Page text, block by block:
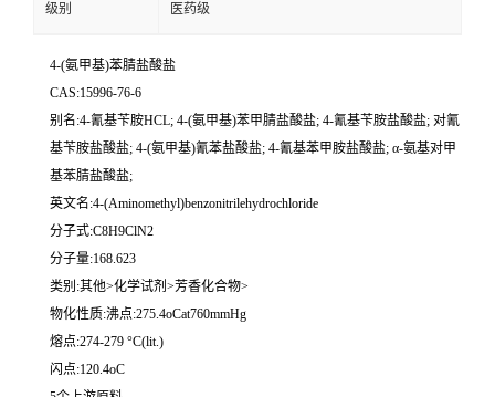
级别 医药级
4-(氨甲基)苯腈盐酸盐
CAS:15996-76-6
别名:4-氰基苄胺HCL; 4-(氨甲基)苯甲腈盐酸盐; 4-氰基苄胺盐酸盐; 对氰
基苄胺盐酸盐; 4-(氨甲基)氰苯盐酸盐; 4-氰基苯甲胺盐酸盐; α-氨基对甲
基苯腈盐酸盐;
英文名:4-(Aminomethyl)benzonitrilehydrochloride
分子式:C8H9ClN2
分子量:168.623
类别:其他>化学试剂>芳香化合物>
物化性质:沸点:275.4oCat760mmHg
熔点:274-279 °C(lit.)
闪点:120.4oC